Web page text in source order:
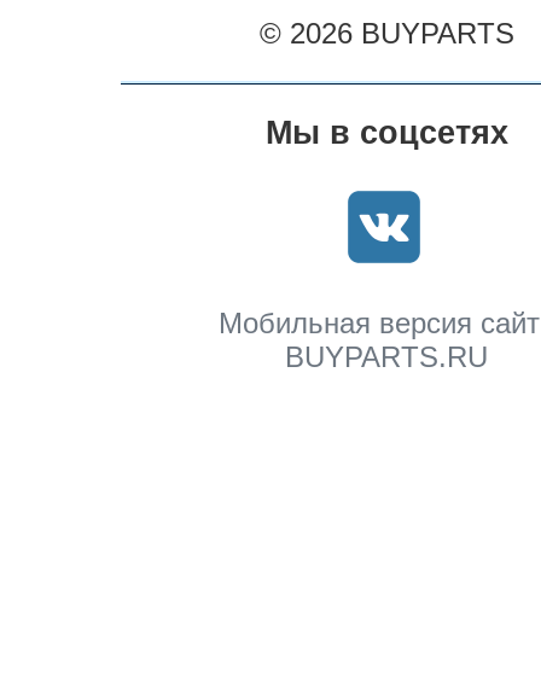
© 2026 BUYPARTS
Мы в соцсетях
Мобильная версия
BUYPARTS.RU